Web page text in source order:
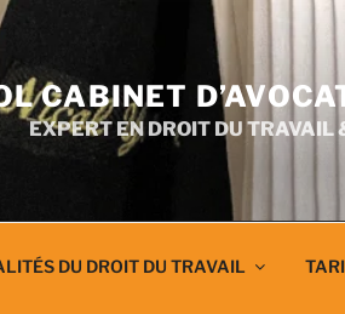
CABINET
EXPERT EN DROIT DU TRAVAIL
DU DROIT DU TRAVAIL